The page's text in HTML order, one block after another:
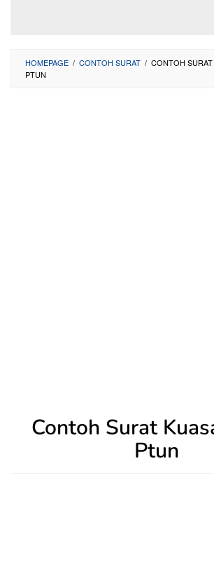
HOMEPAGE / CONTOH SURAT / CONTOH
PTUN
Contoh Surat
Ptun